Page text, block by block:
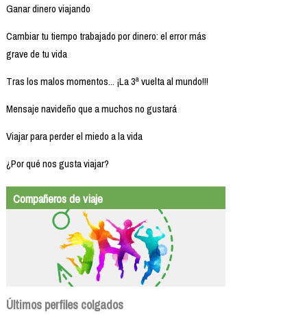
Ganar dinero viajando
Cambiar tu tiempo trabajado por dinero: el error más
grave de tu vida
Tras los malos momentos... ¡La 3ª vuelta al mundo!!!
Mensaje navideño que a muchos no gustará
Viajar para perder el miedo a la vida
¿Por qué nos gusta viajar?
Compañeros de viaje
Últimos perfiles colgados